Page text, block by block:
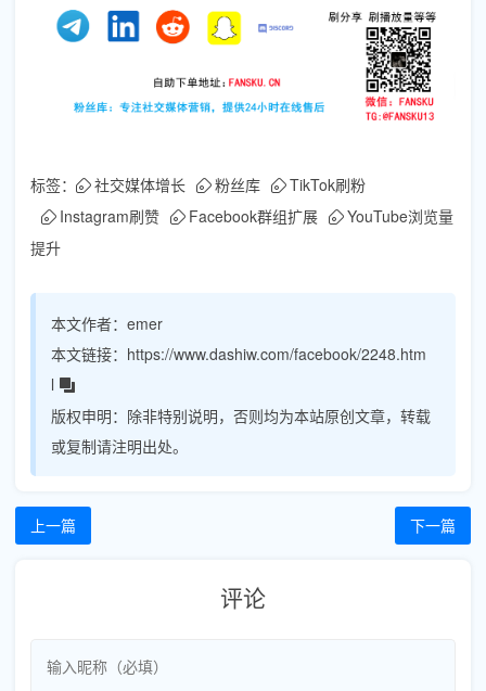
标签： 社交媒体增长 粉丝库
TikTok刷粉
Instagram刷赞
Facebook群组扩展
YouTube浏览量
提升
本文作者： emer
本文链接： https://www.dashiw.com/facebook/2248.htm
l
版权申明： 除非特别说明，否则均为本站原创文章，转载
或复制请注明出处。
上一篇 下一篇
评论